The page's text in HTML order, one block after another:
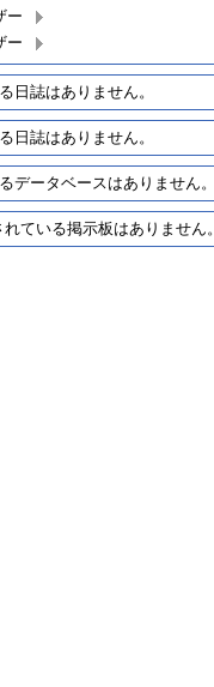
ー
ー
日誌はありません。
日誌はありません。
データベースはありません。
ている掲示板はありません。